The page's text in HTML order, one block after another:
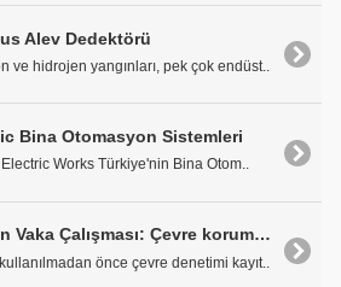
Alev Dedektörü
ve hidrojen yangınları, pek çok endüst..
Bina Otomasyon Sistemleri
Works Türkiye'nin Bina Otom..
Brady'den Vaka Çalışması: Çevre koruması
önce çevre denetimi kayıt..